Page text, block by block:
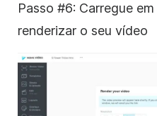
Passo #6: Carregue
renderizar o seu vídeo